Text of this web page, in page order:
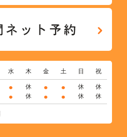
水 木 金 土 日 祝
● 休 ● ● 休
休
● 休 ● ● 休 休